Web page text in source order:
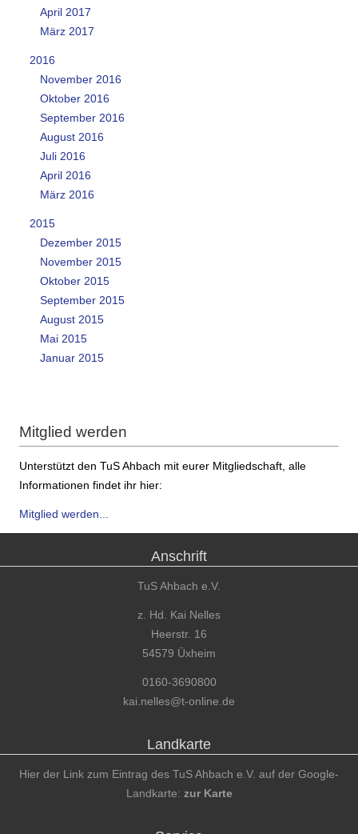
April 2017
März 2017
2016
November 2016
Oktober 2016
September 2016
August 2016
Juli 2016
April 2016
März 2016
2015
Dezember 2015
November 2015
Oktober 2015
September 2015
August 2015
Mai 2015
Januar 2015
Mitglied werden
Unterstützt den TuS Ahbach mit eurer Mitgliedschaft, alle
Informationen findet ihr hier:
Mitglied werden...
Anschrift
TuS Ahbach e.V.
z. Hd. Kai Nelles
Heerstr. 16
54579 Üxheim
0160-3690800
kai.nelles@t-online.de
Landkarte
Hier der Link zum Eintrag des TuS Ahbach e.V. auf der Google-
Landkarte: zur Karte